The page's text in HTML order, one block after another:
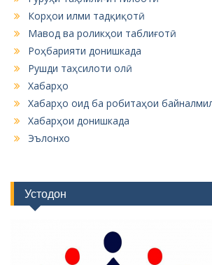
Корҳои илми тадқиқотӣ
Мавод ва роликҳои таблиғотӣ
Роҳбарияти донишкада
Рушди таҳсилоти олӣ
Хабарҳо
Хабарҳо оид ба робитаҳои
Хабарҳои донишкада
Эълонхо
Устодон